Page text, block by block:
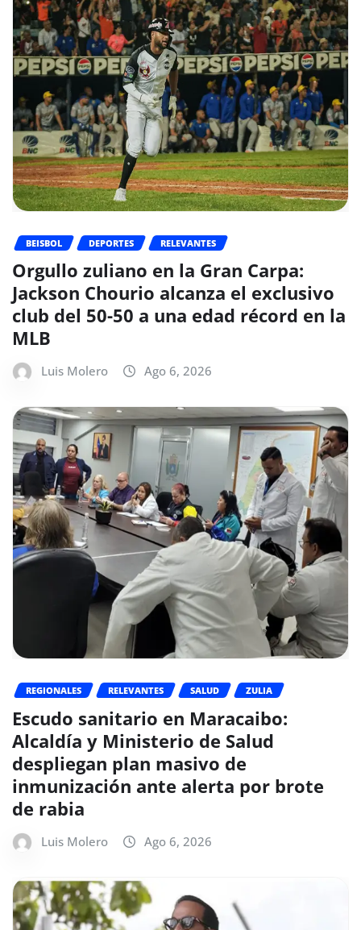
BEISBOL DEPORTES RELEVANTES
Orgullo zuliano en la Gran Carpa:
Jackson Chourio alcanza el exclusivo
club del 50-50 a una edad récord en la
MLB
Luis Molero Ago 6, 2026
REGIONALES RELEVANTES SALUD ZULIA
Escudo sanitario en Maracaibo:
Alcaldía y Ministerio de Salud
despliegan plan masivo de
inmunización ante alerta por brote
de rabia
Luis Molero Ago 6, 2026